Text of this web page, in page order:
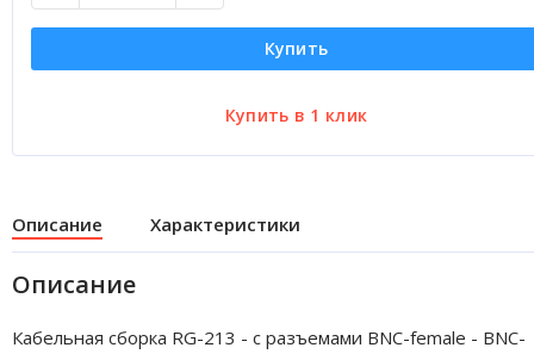
Купить
Описание Характеристики
Описание
Кабельная сборка RG-213 - с разъемами BNC-female - BNC-